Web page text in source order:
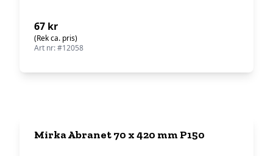
67 kr
(Rek ca. pris)
Art nr: #12058
Mirka Abranet 70 x 420 mm P150